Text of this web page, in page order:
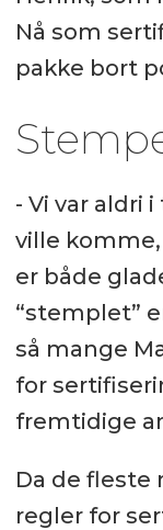
Nå som
pakke bort
- Vi var aldri
ville
er både
“stemplet”
så mange
for
fremtidige
Da de fleste
regler for